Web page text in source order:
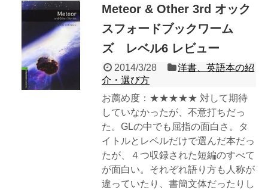
Meteor & Other 3rd オック
スフォードブックワーム
ズ レベル6 レビュー
2014/3/28
洋書、英語本の紹
介・選び方
お薦め度：★★★★★ 対して期待
していなかったが、不意打ちだっ
た。GLの中でも屈指の面白さ。タ
イトルとレベルだけで選んだ本だっ
たが、４つ収録された短編のすべて
が面白い。それぞれ語り方も人称が
違っていたり、書簡文体だったりし